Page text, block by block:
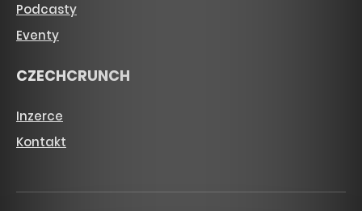
Podcasty
Eventy
CZECHCRUNCH
Inzerce
Kontakt